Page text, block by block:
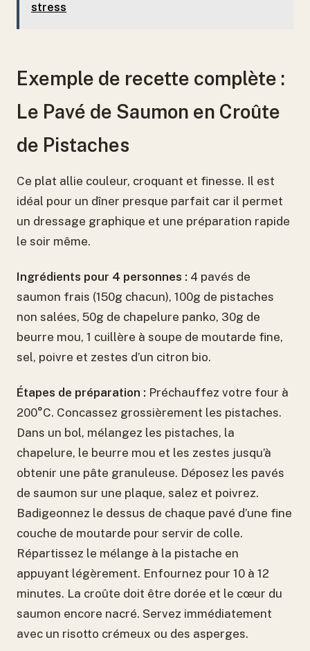
stress
Exemple de recette complète :
Le Pavé de Saumon en Croûte
de Pistaches
Ce plat allie couleur, croquant et finesse. Il est
idéal pour un dîner presque parfait car il permet
un dressage graphique et une préparation rapide
le soir même.
Ingrédients pour 4 personnes : 4 pavés de
saumon frais (150g chacun), 100g de pistaches
non salées, 50g de chapelure panko, 30g de
beurre mou, 1 cuillère à soupe de moutarde fine,
sel, poivre et zestes d’un citron bio.
Étapes de préparation : Préchauffez votre four à
200°C. Concassez grossièrement les pistaches.
Dans un bol, mélangez les pistaches, la
chapelure, le beurre mou et les zestes jusqu’à
obtenir une pâte granuleuse. Déposez les pavés
de saumon sur une plaque, salez et poivrez.
Badigeonnez le dessus de chaque pavé d’une fine
couche de moutarde pour servir de colle.
Répartissez le mélange à la pistache en
appuyant légèrement. Enfournez pour 10 à 12
minutes. La croûte doit être dorée et le cœur du
saumon encore nacré. Servez immédiatement
avec un risotto crémeux ou des asperges.